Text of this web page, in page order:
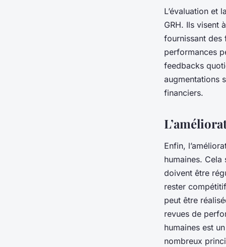
L’évaluation et
GRH. Ils visent
fournissant des
performances
feedbacks
augmentations
financiers.
Enfin,
humaines.
doivent être
rester
peut être
revues de
humaines est
nombreux